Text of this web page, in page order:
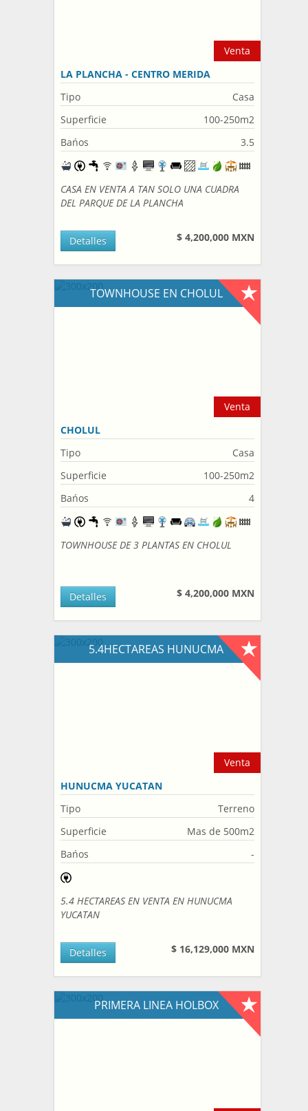
Venta
LA PLANCHA - CENTRO MERIDA
Tipo
Casa
Superficie
100-250m2
Bańos
3.5
CASA EN VENTA A TAN SOLO UNA CUADRA
DEL PARQUE DE LA PLANCHA
$ 4,200,000 MXN
Detalles
TOWNHOUSE EN CHOLUL
Venta
CHOLUL
Tipo
Casa
Superficie
100-250m2
Bańos
4
TOWNHOUSE DE 3 PLANTAS EN CHOLUL
$ 4,200,000 MXN
Detalles
5.4HECTAREAS HUNUCMA
Venta
HUNUCMA YUCATAN
Tipo
Terreno
Superficie
Mas de 500m2
Bańos
-
5.4 HECTAREAS EN VENTA EN HUNUCMA
YUCATAN
$ 16,129,000 MXN
Detalles
PRIMERA LINEA HOLBOX